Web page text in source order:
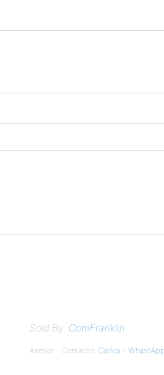
Sold By: ComFranklin
Asesor - Contacto: Carlos -